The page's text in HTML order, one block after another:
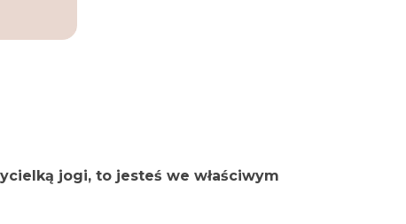
jogi, to jesteś we właściwym